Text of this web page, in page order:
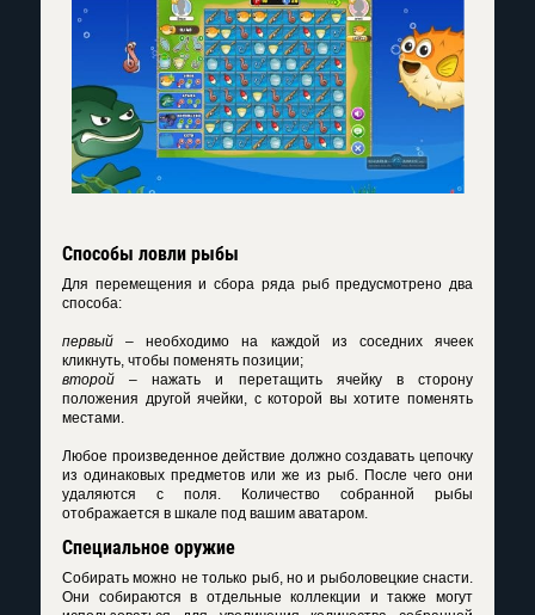
Способы ловли рыбы
Для перемещения и сбора ряда рыб предусмотрено два
способа:
первый – необходимо на каждой из соседних ячеек
кликнуть, чтобы поменять позиции;
второй – нажать и перетащить ячейку в сторону
положения другой ячейки, с которой вы хотите поменять
местами.
Любое произведенное действие должно создавать цепочку
из одинаковых предметов или же из рыб. После чего они
удаляются с поля. Количество собранной рыбы
отображается в шкале под вашим аватаром.
Специальное оружие
Собирать можно не только рыб, но и рыболовецкие снасти.
Они собираются в отдельные коллекции и также могут